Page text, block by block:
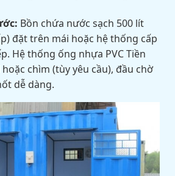
Bồn chứa nước sạch 500 lít
đặt trên mái hoặc hệ thống cấp
Hệ thống ống nhựa PVC Tiền
chìm (tùy yêu cầu), đầu chờ
dễ dàng.